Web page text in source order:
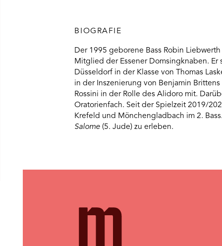
BIOGRAFIE
Der 1995 geborene Bass Robin
Mitglied der Essener Domsingknaben. Er
Düsseldorf in der Klasse von Thomas
in der Inszenierung von Benjamin Brittens
Rossini in der Rolle des Alidoro mit.
Oratorienfach. Seit der Spielzeit 2019/
Krefeld und Mönchengladbach im 2.
Salome (5. Jude) zu erleben.